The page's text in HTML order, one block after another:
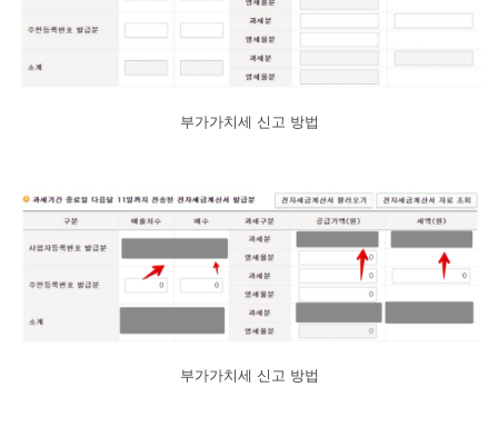
부가가치세 신고 방법
부가가치세 신고 방법